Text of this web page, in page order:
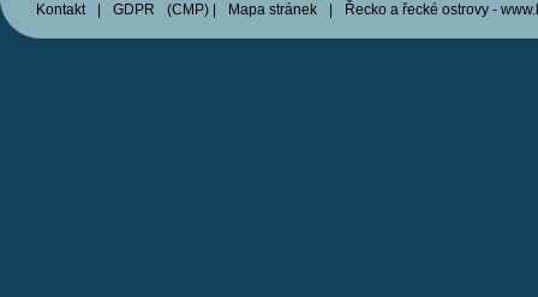
Kontakt GDPR (CMP) Mapa stránek Řecko a řecké ostrovy -